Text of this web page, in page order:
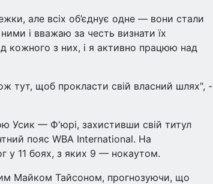
але всіх об’єднує одне — вони стали
і вважаю за честь визнати їх
кожного з них, і я активно працюю над
тут, щоб прокласти свій власний шлях", -
Усик — Ф'юрі, захистивши свій титул
пояс WBA International. На
у 11 боях, з яких 9 — нокаутом.
Майком Тайсоном, прогнозуючи, що